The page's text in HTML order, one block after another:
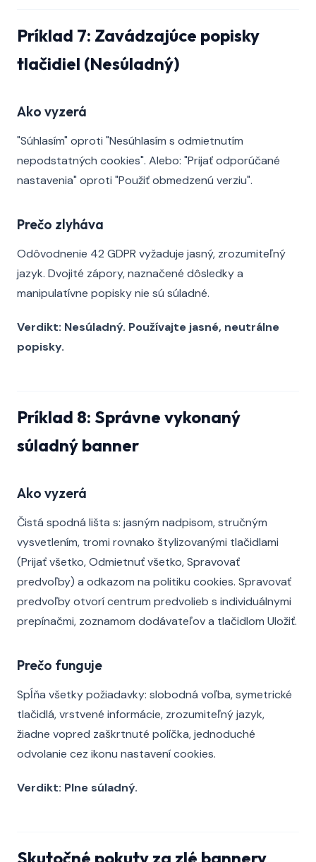
Príklad 7: Zavádzajúce popisky
tlačidiel (Nesúladný)
Ako vyzerá
"Súhlasím" oproti "Nesúhlasím s odmietnutím
nepodstatných cookies". Alebo: "Prijať odporúčané
nastavenia" oproti "Použiť obmedzenú verziu".
Prečo zlyháva
Odôvodnenie 42 GDPR vyžaduje jasný, zrozumiteľný
jazyk. Dvojité zápory, naznačené dôsledky a
manipulatívne popisky nie sú súladné.
Verdikt: Nesúladný. Používajte jasné, neutrálne
popisky.
Príklad 8: Správne vykonaný
súladný banner
Ako vyzerá
Čistá spodná lišta s: jasným nadpisom, stručným
vysvetlením, tromi rovnako štylizovanými tlačidlami
(Prijať všetko, Odmietnuť všetko, Spravovať
predvoľby) a odkazom na politiku cookies. Spravovať
predvoľby otvorí centrum predvolieb s individuálnymi
prepínačmi, zoznamom dodávateľov a tlačidlom Uložiť.
Prečo funguje
Spĺňa všetky požiadavky: slobodná voľba, symetrické
tlačidlá, vrstvené informácie, zrozumiteľný jazyk,
žiadne vopred zaškrtnuté políčka, jednoduché
odvolanie cez ikonu nastavení cookies.
Verdikt: Plne súladný.
Skutočné pokuty za zlé bannery